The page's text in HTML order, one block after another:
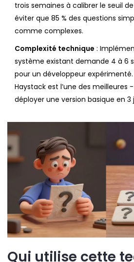
trois semaines à calibrer le seuil
éviter que 85 % des questions
comme complexes.
Complexité technique :
système existant demande 4 à 6
pour un développeur
Haystack est l’une des meilleures
déployer une version basique en 3
Qui utilise cette